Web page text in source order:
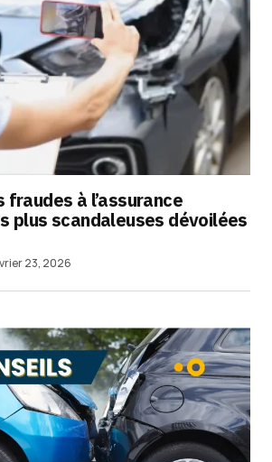
fraudes à l’assurance
plus scandaleuses dévoilées
23, 2026